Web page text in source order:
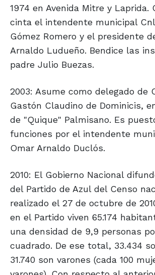
1974 en Avenida Mitre y Laprida.
cinta el intendente municipal
Gómez Romero y el presidente
Arnaldo Ludueño. Bendice las
padre Julio Buezas.
2003: Asume como delegado de
Gastón Claudino de Dominicis,
de "Quique" Palmisano. Es
funciones por el intendente
Omar Arnaldo Duclós.
2010: El Gobierno Nacional
del Partido de Azul del Censo
realizado el 27 de octubre de
en el Partido viven 65.174
una densidad de 9,9 personas
cuadrado. De ese total, 33.434
31.740 son varones (cada 100